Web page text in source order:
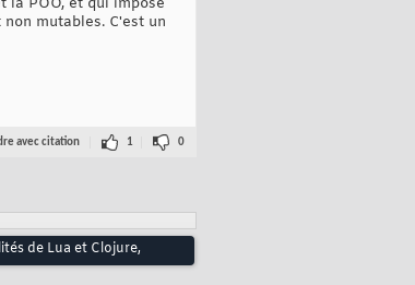
la POO, et qui impose
mutables. C'est un
avec citation 1 0
de Lua et Clojure,